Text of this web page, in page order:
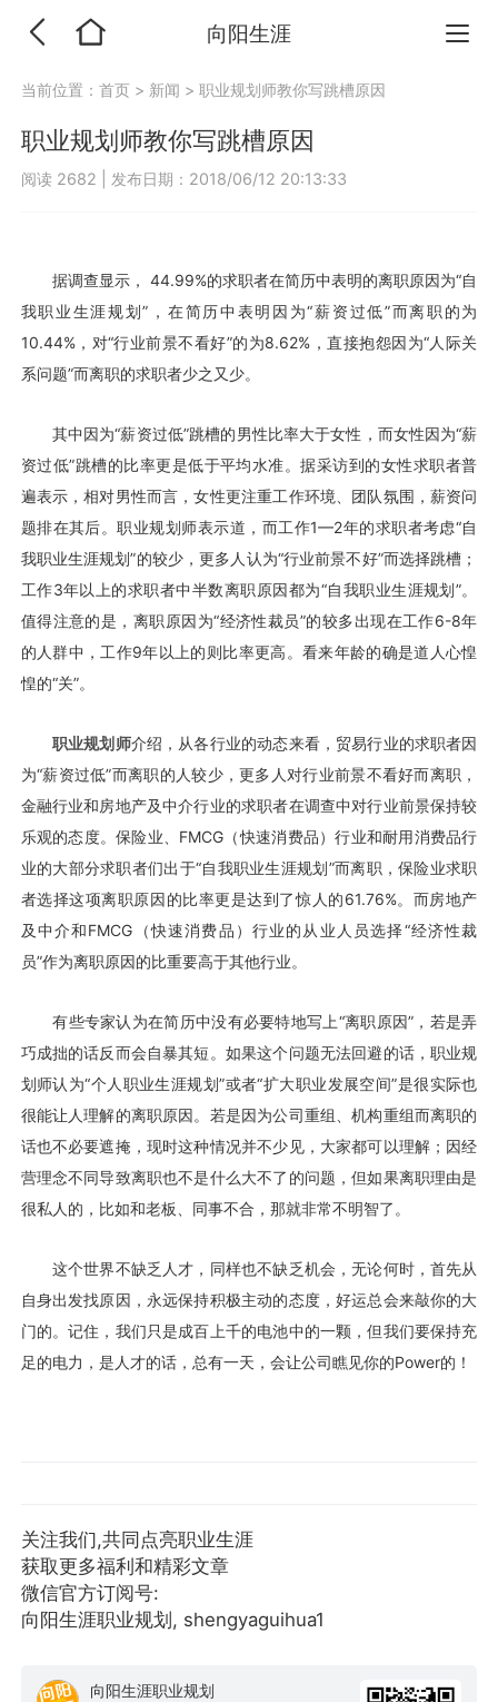
向阳生涯
当前位置：首页 > 新闻 >职业规划师教你写跳槽原因
职业规划师教你写跳槽原因
阅读 2682 发布日期：2018/06/12 20:13:33
据调查显示， 44.99%的求职者在简历中表明的离职原因为“自
我职业生涯规划”，在简历中表明因为“薪资过低”而离职的为
10.44%，对“行业前景不看好”的为8.62%，直接抱怨因为“人际关
系问题”而离职的求职者少之又少。
其中因为“薪资过低”跳槽的男性比率大于女性，而女性因为“薪
资过低”跳槽的比率更是低于平均水准。据采访到的女性求职者普
遍表示，相对男性而言，女性更注重工作环境、团队氛围，薪资问
题排在其后。职业规划师表示道，而工作1—2年的求职者考虑“自
我职业生涯规划”的较少，更多人认为“行业前景不好”而选择跳槽；
工作3年以上的求职者中半数离职原因都为“自我职业生涯规划”。
值得注意的是，离职原因为“经济性裁员”的较多出现在工作6-8年
的人群中，工作9年以上的则比率更高。看来年龄的确是道人心惶
惶的“关”。
职业规划师介绍，从各行业的动态来看，贸易行业的求职者因
为“薪资过低”而离职的人较少，更多人对行业前景不看好而离职，
金融行业和房地产及中介行业的求职者在调查中对行业前景保持较
乐观的态度。保险业、FMCG（快速消费品）行业和耐用消费品行
业的大部分求职者们出于“自我职业生涯规划”而离职，保险业求职
者选择这项离职原因的比率更是达到了惊人的61.76%。而房地产
及中介和FMCG（快速消费品）行业的从业人员选择“经济性裁
员”作为离职原因的比重要高于其他行业。
有些专家认为在简历中没有必要特地写上“离职原因”，若是弄
巧成拙的话反而会自暴其短。如果这个问题无法回避的话，职业规
划师认为“个人职业生涯规划”或者“扩大职业发展空间”是很实际也
很能让人理解的离职原因。若是因为公司重组、机构重组而离职的
话也不必要遮掩，现时这种情况并不少见，大家都可以理解；因经
营理念不同导致离职也不是什么大不了的问题，但如果离职理由是
很私人的，比如和老板、同事不合，那就非常不明智了。
这个世界不缺乏人才，同样也不缺乏机会，无论何时，首先从
自身出发找原因，永远保持积极主动的态度，好运总会来敲你的大
门的。记住，我们只是成百上千的电池中的一颗，但我们要保持充
足的电力，是人才的话，总有一天，会让公司瞧见你的Power的！
关注我们,共同点亮职业生涯
获取更多福利和精彩文章
微信官方订阅号:
向阳生涯职业规划, shengyaguihua1
向阳生涯职业规划